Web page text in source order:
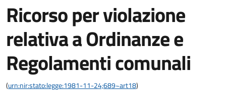
Ricorso per violazione
relativa a Ordinanze e
Regolamenti comunali
(urn:nir:stato:legge:1981-11-24;689~art18)